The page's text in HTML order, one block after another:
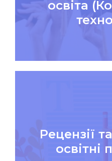
освіта
Рецензії
освітні